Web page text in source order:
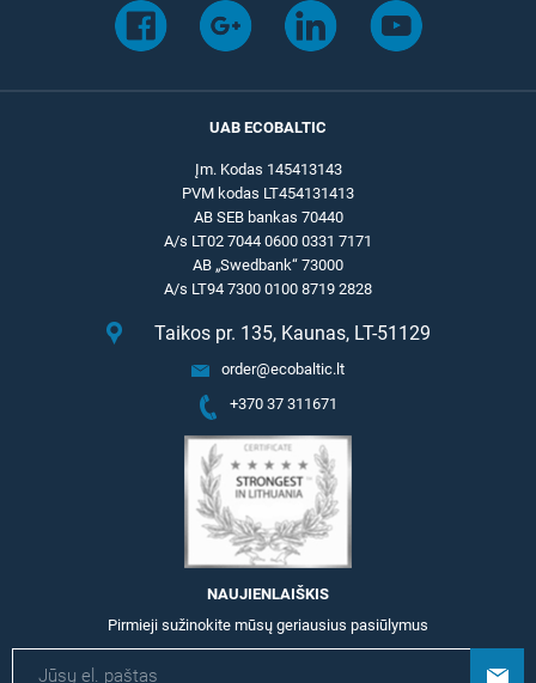
UAB ECOBALTIC
Įm. Kodas 145413143
PVM kodas LT454131413
AB SEB bankas 70440
A/s LT02 7044 0600 0331 7171
AB „Swedbank“ 73000
A/s LT94 7300 0100 8719 2828
Taikos pr. 135, Kaunas, LT-51129
order@ecobaltic.lt
+370 37 311671
NAUJIENLAIŠKIS
Pirmieji sužinokite mūsų geriausius pasiūlymus